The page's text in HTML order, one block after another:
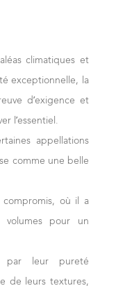
climatiques et
exceptionnelle, la
d’exigence et
l’essentiel.
appellations
comme une belle
compromis, où il a
volumes pour un
par leur pureté
de leurs textures,
en bouche
éclatante.
de travailler les
gagné en fraîcheur
fermentation
réalisé. Les vins
montrent déjà
millésime met
à la croisée
couleur vive et
voient se
des senteurs
les épices
qualité. Amples,
ces vins sont un
et structure, avec